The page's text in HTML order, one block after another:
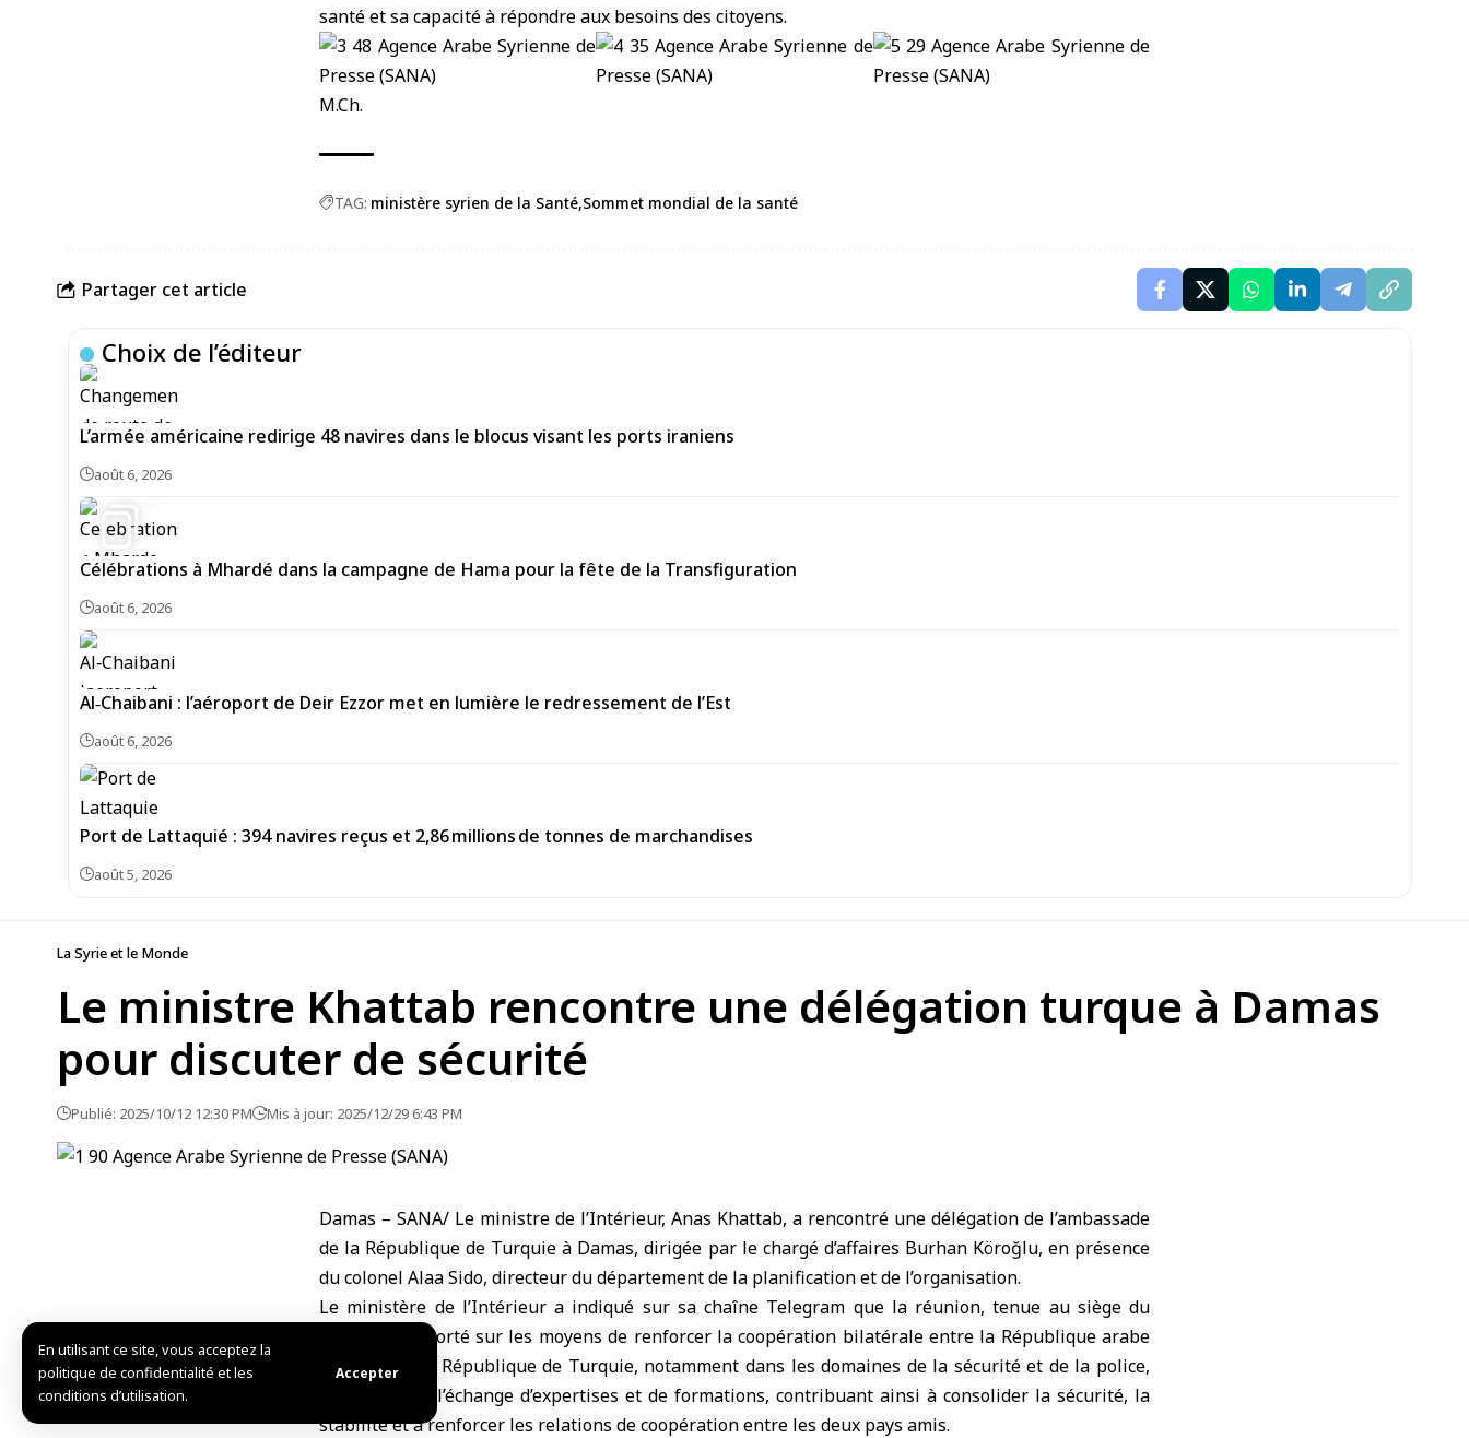
En utilisant ce site, vous acceptez la
politique de confidentialité et les
conditions d’utilisation.
Accepter
santé et sa capacité à répondre aux besoins des citoyens.
M.Ch.
TAG: ministère syrien de la Santé Sommet mondial de la santé
Partager cet article
Choix de l’éditeur
L’armée américaine redirige 48 navires dans le blocus visant les ports iraniens
août 6, 2026
Célébrations à Mhardé dans la campagne de Hama pour la fête de la Transfiguration
août 6, 2026
Al‑Chaibani : l’aéroport de Deir Ezzor met en lumière le redressement de l’Est
août 6, 2026
Port de Lattaquié : 394 navires reçus et 2,86 millions de tonnes de marchandises
août 5, 2026
La Syrie et le Monde
Le ministre Khattab rencontre une délégation turque à Damas
pour discuter de sécurité
Publié: 2025/10/12 12:30 PM Mis à jour: 2025/12/29 6:43 PM
Damas – SANA/ Le ministre de l’Intérieur, Anas Khattab, a rencontré une délégation de l’ambassade
de la République de Turquie à Damas, dirigée par le chargé d’affaires Burhan Köroğlu, en présence
du colonel Alaa Sido, directeur du département de la planification et de l’organisation.
Le ministère de l’Intérieura indiqué sur sa chaîne Telegram que la réunion, tenue au siège du
ministère, a porté sur les moyens de renforcer la coopération bilatérale entre la République arabe
syrienneet la République de Turquie, notamment dans les domaines de la sécurité et de la police,
ainsi que sur l’échange d’expertises et de formations, contribuant ainsi à consolider la sécurité, la
stabilité et à renforcer les relations de coopération entre les deux pays amis.